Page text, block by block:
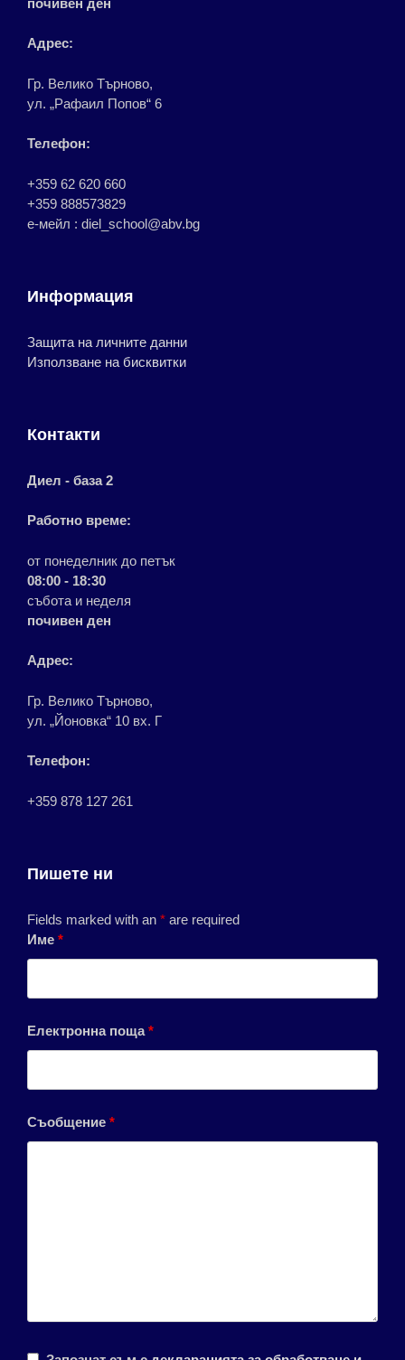
почивен ден
Адрес:
Гр. Велико Търново,
ул. „Рафаил Попов“ 6
Телефон:
+359 62 620 660
+359 888573829
е-мейл : diel_school@abv.bg
Информация
Защита на личните данни
Използване на бисквитки
Контакти
Диел - база 2
Работно време:
от понеделник до петък
08:00 - 18:30
събота и неделя
почивен ден
Адрес:
Гр. Велико Търново,
ул. „Йоновка“ 10 вх. Г
Телефон:
+359 878 127 261
Пишете ни
Fields marked with an * are required
Име *
Електронна поща*
Съобщение *